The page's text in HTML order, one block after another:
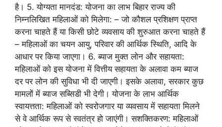
है। 5. योग्यता मानदंड: योजना का लाभ बिहार राज्य की
निम्नलिखित महिलाओं को मिलेगा: – जो कौशल प्रशिक्षण प्राप्त
करना चाहते हैं या किसी छोटे व्यवसाय की शुरुआत करना चाहते हैं
– महिलाओं का चयन आयु, परिवार की आर्थिक स्थिति, आदि के
आधार पर किया जाएगा। 6. ब्याज मुक्त लोन और सहायता:
महिलाओं को इस योजना में वित्तीय सहायता के अलावा कम ब्याज
दर पर लोन की सुविधा भी दी जाएगी। इसके अलावा, सरकार कुछ
मामलों में ब्याज सब्सिडी भी देगी। योजना के लाभ आर्थिक
स्वायत्तता: महिलाओं को स्वरोजगार या व्यवसाय में सहायता मिलने
से वे आर्थिक रूप से स्वतंत्र हो जाएंगी। सशक्तिकरण: महिलाओं